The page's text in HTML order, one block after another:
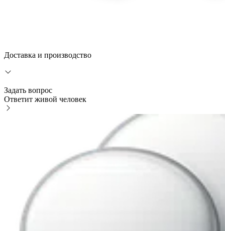
Доставка и производство
Задать вопрос
Ответит живой человек